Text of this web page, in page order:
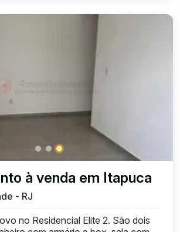
à venda em Itapuca
- RJ
no Residencial Elite 2. São dois